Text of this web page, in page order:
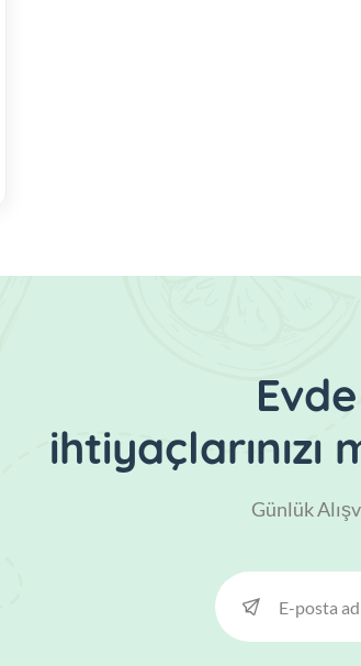
ihtiyaçlarınızı
Günlük